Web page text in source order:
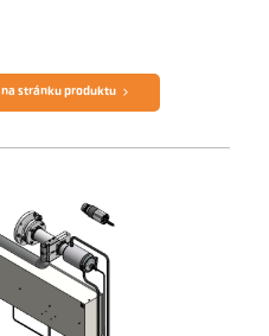
na stránku produktu